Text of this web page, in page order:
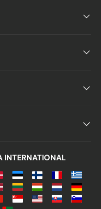
vrijednosti
minimalan utjecaj
.
vrećice
za
INTERNATIONAL